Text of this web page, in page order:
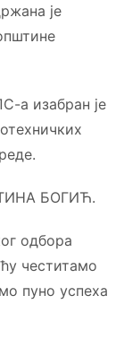
је
а изабран је
БОГИЋ.
одбора
честитамо
пуно успеха